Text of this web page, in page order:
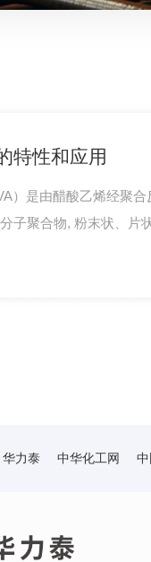
特性和应用
）是由醋酸乙烯经聚
子聚合物, 粉末状、片
性，且可与水形成氢
华力泰 中华化工网